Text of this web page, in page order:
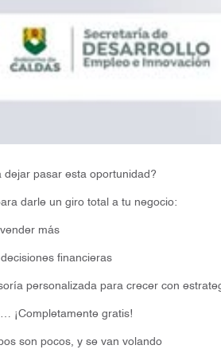
dejar pasar esta oportunidad?
darle un giro total a tu negocio:
más
financieras
personalizada para crecer con
¡Completamente gratis!
son pocos, y se van volando